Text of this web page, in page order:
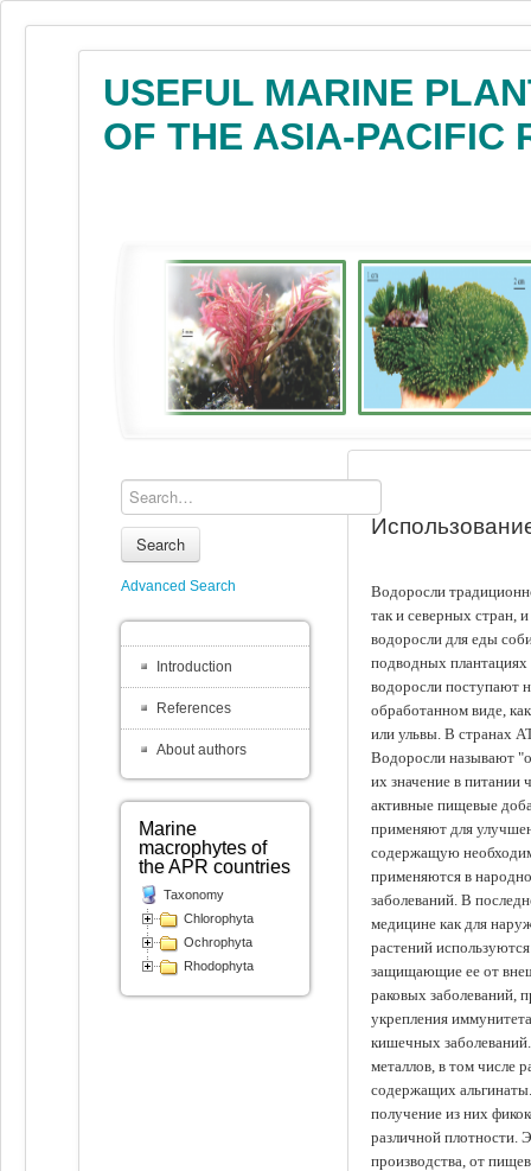
USEFUL MARINE
OF THE ASIA-PACIFIC
Водоросли
так и северных стран,
водоросли для еды
подводных
водоросли поступают
обработанном виде,
или ульвы. В странах
Водоросли называют
их значение в питании
активные пищевые
применяют для
содержащую
применяются в
заболеваний. В
медицине как для
растений
защищающие ее от
раковых заболеваний,
укрепления
кишечных
металлов, в том числе
содержащих
получение из них
различной плотности.
производства, от
Search
Advanced Search
Introduction
References
About authors
Marine
macrophytes of
the APR countries
Taxonomy
Chlorophyta
Ochrophyta
Rhodophyta